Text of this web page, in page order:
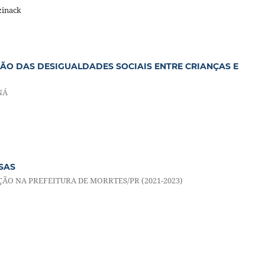
DAS DESIGUALDADES SOCIAIS ENTRE CRIANÇAS E
NA PREFEITURA DE MORRTES/PR (2021-2023)